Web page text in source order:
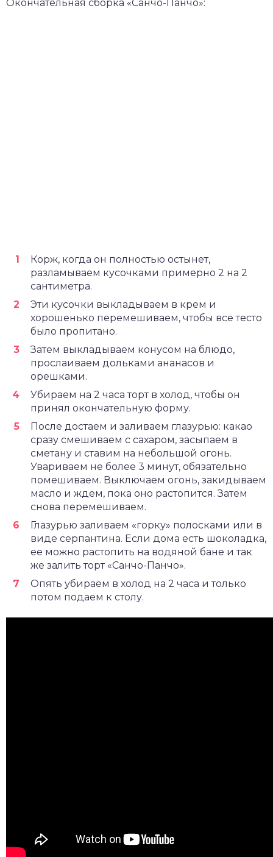
Окончательная сборка «Санчо-Панчо»:
Корж, когда он полностью остынет,
разламываем кусочками примерно 2 на 2
сантиметра.
Эти кусочки выкладываем в крем и
хорошенько перемешиваем, чтобы все тесто
было пропитано.
Затем выкладываем конусом на блюдо,
прослаиваем дольками ананасов и
орешками.
Убираем на 2 часа торт в холод, чтобы он
принял окончательную форму.
После достаем и заливаем глазурью: какао
сразу смешиваем с сахаром, засыпаем в
сметану и ставим на небольшой огонь.
Увариваем не более 3 минут, обязательно
помешиваем. Выключаем огонь, закидываем
масло и ждем, пока оно растопится. Затем
снова перемешиваем.
Глазурью заливаем «горку» полосками или в
виде серпантина. Если дома есть шоколадка,
ее можно растопить на водяной бане и так
же залить торт «Санчо-Панчо».
Опять убираем в холод на 2 часа и только
потом подаем к столу.